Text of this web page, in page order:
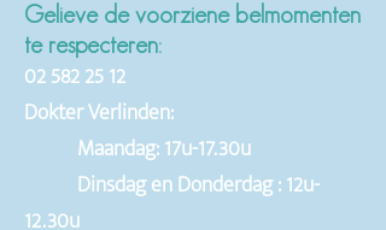
Gelieve de voorziene belmomenten
te respecteren:
02 582 25 12
Dokter Verlinden:
Maandag: 17u-17.30u
Dinsdag en Donderdag : 12u-
12.30u